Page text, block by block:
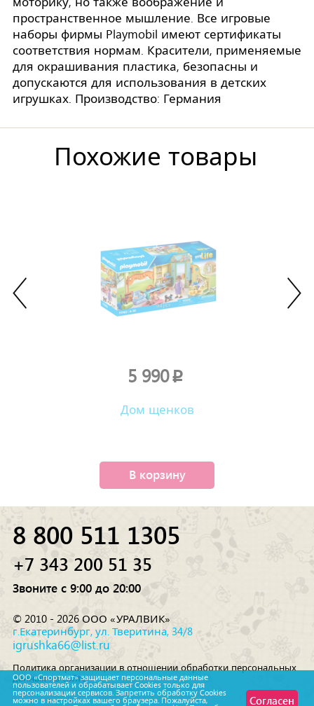
пространственное мышление. Все игровые
наборы фирмы Playmobil имеют сертификаты
соответствия нормам. Красители, применяемые
для окрашивания пластика, безопасны и
допускаются для использования в детских
игрушках. Производство: Германия
Похожие товары
5 990p
Дом щенков
В корзину
8 800 511 1305
+7 343 200 51 35
Звоните с 9:00 до 20:00
© 2010 - 2026 ООО «УРАЛВИК»
г.Екатеринбург, ул. Тверитина, 34/8
igrushka66@list.ru
Политика организации в отношении обработки персональных
данных на сайте
ООО «Спортмат» защищает персональные данные
пользователей и обрабатывает Cookies только для
персонализации сервисов. Запретить обработку Cookies
можно в настройках вашего браузера. Пожалуйста,
Согласен